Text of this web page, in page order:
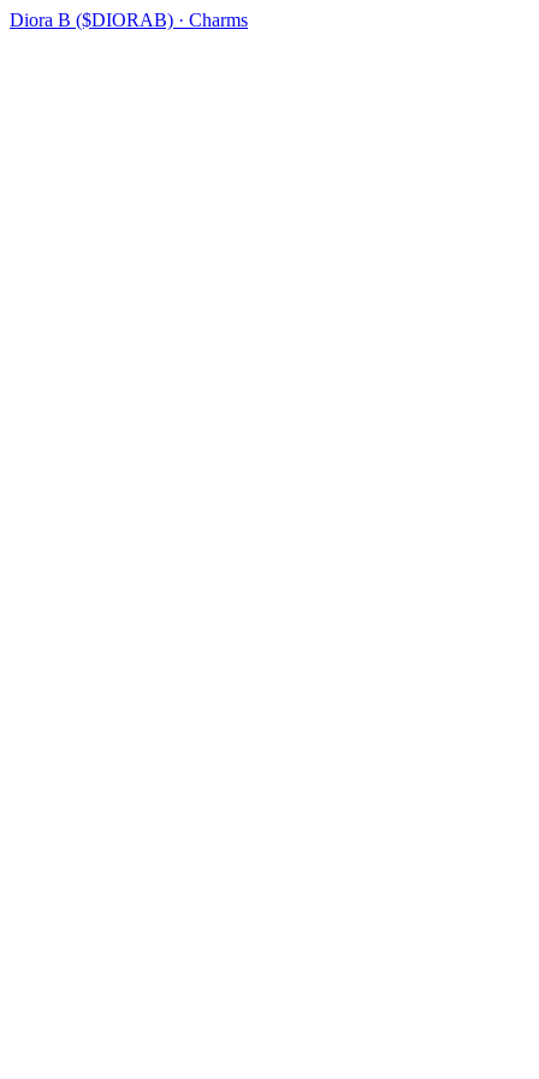
Diora B ($DIORAB) · Charms